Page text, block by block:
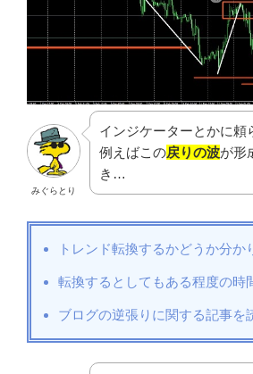
みぐらとり
インジケーターとかに頼
例えばこの戻りの波が形
き…
トレンド転換するかどうか分
転換するとしてもある程度の
ブログの逆張りに関する記事